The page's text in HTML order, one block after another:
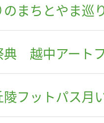
のまちとやま巡
典 越中アート
フットパス月